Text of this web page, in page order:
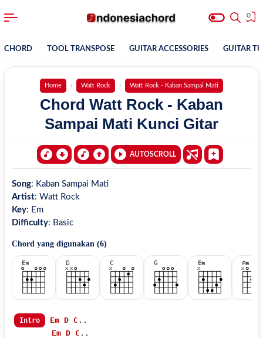
0
CHORD TOOL TRANSPOSE GUITAR ACCESSORIES GUITAR
Home Watt Rock Watt Rock - Kaban Sampai Mati
Chord Watt Rock - Kaban
Sampai Mati Kunci Gitar
AUTOSCROLL
Song: Kaban Sampai Mati
Artist: Watt Rock
Key: Em
Difficulty: Basic
Chord yang digunakan (6)
Intro Em D C ..
Em D C ..